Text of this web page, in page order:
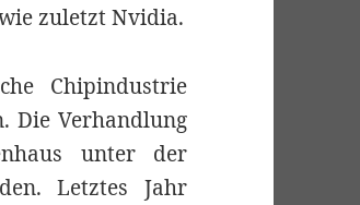
zuletzt Nvidia.
Chipindustrie
Die Verhandlung
unter der
Letztes Jahr